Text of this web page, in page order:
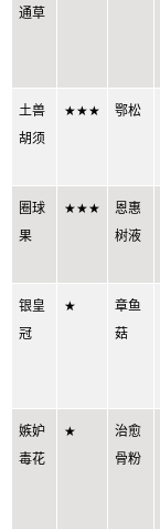
通草
土兽
胡须
★★★ 鄂松
圈球
果
★★★
恩惠
树液
银皇
冠
★
章鱼
菇
嫉妒
毒花
★
治愈
骨粉